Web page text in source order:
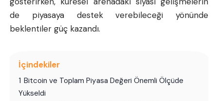
de piyasaya destek verebileceği yönünde
beklentiler güç kazandı.
İçindekiler
1 Bitcoin ve Toplam Piyasa Değeri Önemli Ölçüde
Yükseldi